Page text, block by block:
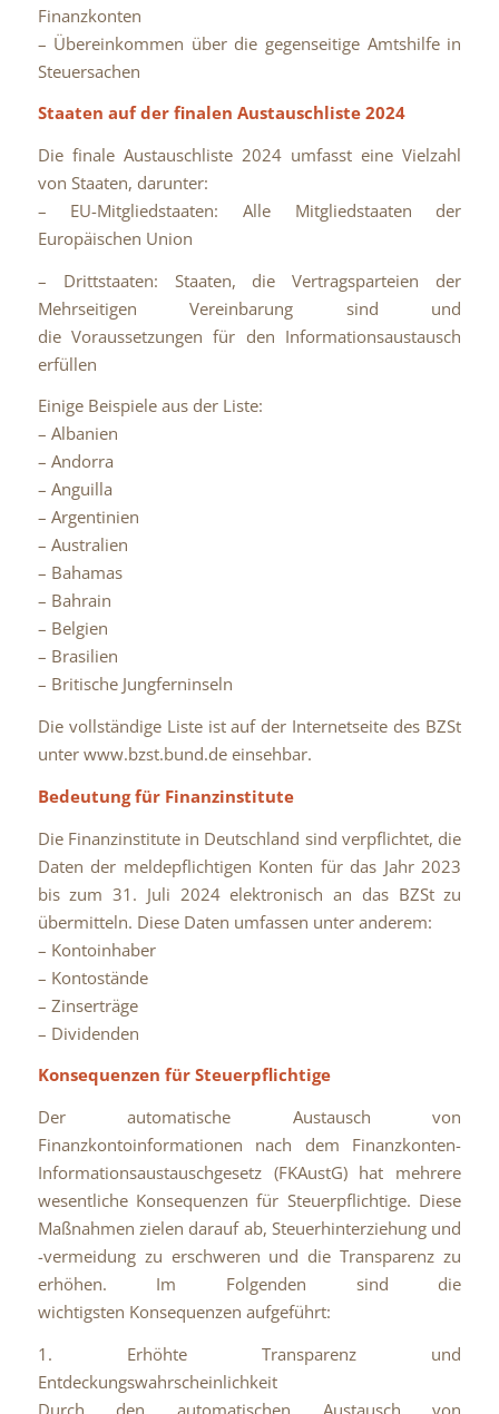
Finanzkonten
– Übereinkommen über die gegenseitige Amtshilfe in
Steuersachen
Staaten auf der finalen Austauschliste 2024
Die finale Austauschliste 2024 umfasst eine Vielzahl
von Staaten, darunter:
– EU-Mitgliedstaaten: Alle Mitgliedstaaten der
Europäischen Union
– Drittstaaten: Staaten, die Vertragsparteien der
Mehrseitigen Vereinbarung sind und
die Voraussetzungen für den Informationsaustausch
erfüllen
Einige Beispiele aus der Liste:
– Albanien
– Andorra
– Anguilla
– Argentinien
– Australien
– Bahamas
– Bahrain
– Belgien
– Brasilien
– Britische Jungferninseln
Die vollständige Liste ist auf der Internetseite des BZSt
unter www.bzst.bund.de einsehbar.
Bedeutung für Finanzinstitute
Die Finanzinstitute in Deutschland sind verpflichtet, die
Daten der meldepflichtigen Konten für das Jahr 2023
bis zum 31. Juli 2024 elektronisch an das BZSt zu
übermitteln. Diese Daten umfassen unter anderem:
– Kontoinhaber
– Kontostände
– Zinserträge
– Dividenden
Konsequenzen für Steuerpflichtige
Der automatische Austausch von
Finanzkontoinformationen nach dem Finanzkonten-
Informationsaustauschgesetz (FKAustG) hat mehrere
wesentliche Konsequenzen für Steuerpflichtige. Diese
Maßnahmen zielen darauf ab, Steuerhinterziehung und
-vermeidung zu erschweren und die Transparenz zu
erhöhen. Im Folgenden sind die
wichtigsten Konsequenzen aufgeführt:
1. Erhöhte Transparenz und
Entdeckungswahrscheinlichkeit
Durch den automatischen Austausch von